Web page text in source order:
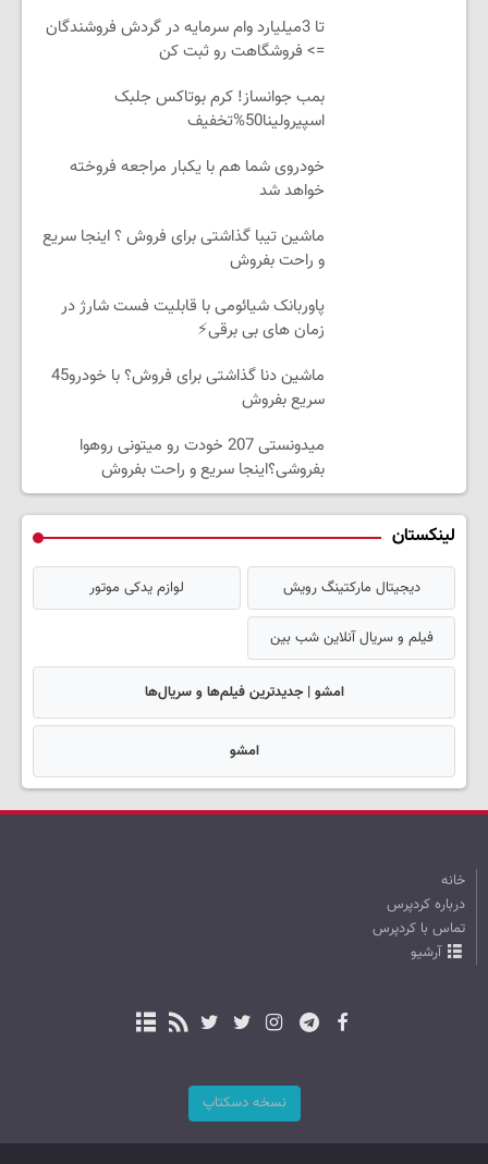
تا 3میلیارد وام سرمایه در گردش فروشندگان
=> فروشگاهت رو ثبت کن
بمب جوانساز! کرم بوتاکس جلبک
اسپیرولینا50%تخفیف
خودروی شما هم با یکبار مراجعه فروخته
خواهد شد
ماشین تیبا گذاشتی برای فروش ؟ اینجا سریع
و راحت بفروش
پاوربانک شیائومی با قابلیت فست شارژ در
زمان های بی برقی⚡
ماشین دنا گذاشتی برای فروش؟ با خودرو45
سریع بفروش
میدونستی 207 خودت رو میتونی روهوا
بفروشی؟اینجا سریع و راحت بفروش
لینکستان
دیجیتال مارکتینگ رویش لوازم یدکی موتور
فیلم و سریال آنلاین شب بین
امشو | جدیدترین فیلم‌ها و سریال‌ها
امشو
خانه
درباره کردپرس
تماس با کردپرس
آرشیو
نسخه دسکتاپ